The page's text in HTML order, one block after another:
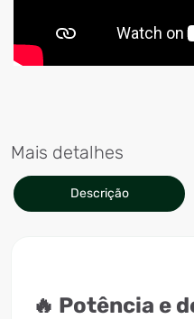
Mais detalhes
Descrição
🔥 Potência e